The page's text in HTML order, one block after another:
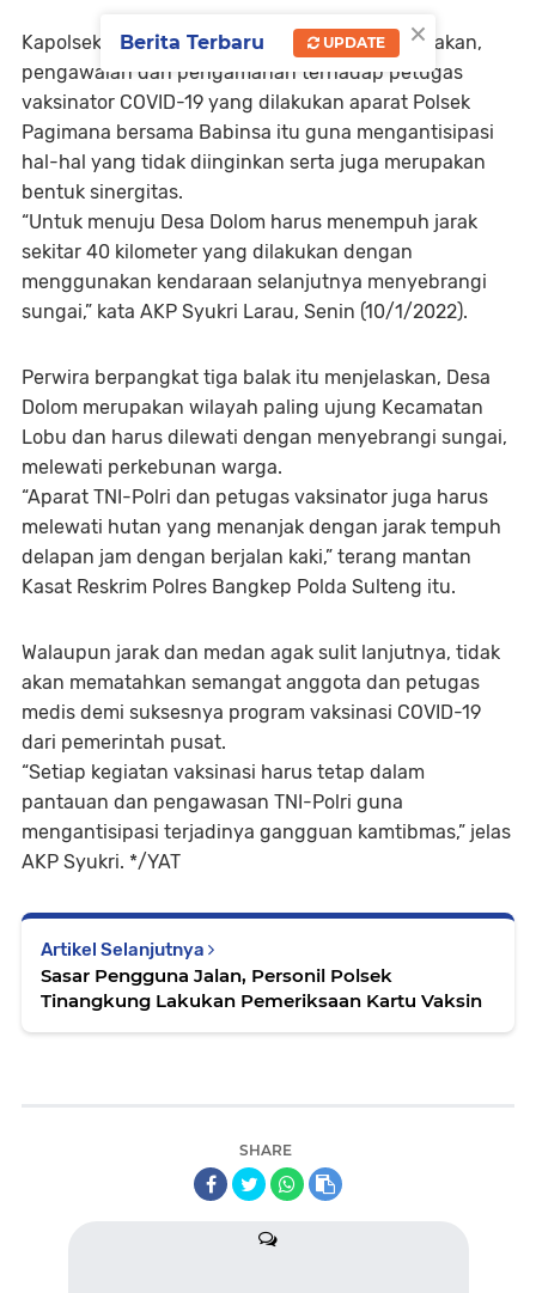
Kapolsek Pagimana, AKP Syukri Larau mengatakan,
pengawalan dan pengamanan terhadap petugas
vaksinator COVID-19 yang dilakukan aparat Polsek
Pagimana bersama Babinsa itu guna mengantisipasi
hal-hal yang tidak diinginkan serta juga merupakan
bentuk sinergitas.
“Untuk menuju Desa Dolom harus menempuh jarak
sekitar 40 kilometer yang dilakukan dengan
menggunakan kendaraan selanjutnya menyebrangi
sungai,” kata AKP Syukri Larau, Senin (10/1/2022).
Perwira berpangkat tiga balak itu menjelaskan, Desa
Dolom merupakan wilayah paling ujung Kecamatan
Lobu dan harus dilewati dengan menyebrangi sungai,
melewati perkebunan warga.
“Aparat TNI-Polri dan petugas vaksinator juga harus
melewati hutan yang menanjak dengan jarak tempuh
delapan jam dengan berjalan kaki,” terang mantan
Kasat Reskrim Polres Bangkep Polda Sulteng itu.
Walaupun jarak dan medan agak sulit lanjutnya, tidak
akan mematahkan semangat anggota dan petugas
medis demi suksesnya program vaksinasi COVID-19
dari pemerintah pusat.
“Setiap kegiatan vaksinasi harus tetap dalam
pantauan dan pengawasan TNI-Polri guna
mengantisipasi terjadinya gangguan kamtibmas,” jelas
AKP Syukri. */YAT
Artikel Selanjutnya
Sasar Pengguna Jalan, Personil Polsek
Tinangkung Lakukan Pemeriksaan Kartu Vaksin
SHARE
×
Berita Terbaru UPDATE